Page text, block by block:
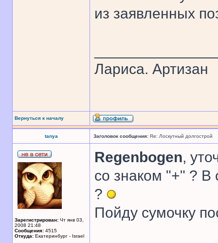
из заявленных
Лариса. Артизан
Вернуться к началу
tanya Заголовок сообщения: Re: Лоскутный долгострой
Зарегистрирован: Чт янв 03,
2008 21:48
Сообщения: 4515
Откуда: Екатеринбург - Israel
Regenbogen,
со знаком "+" ? В
?
Пойду сумочку